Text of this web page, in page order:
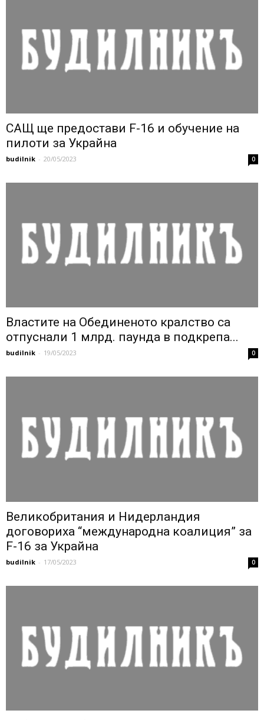
САЩ ще предостави F-16 и обучение на
пилоти за Украйна
budilnik - 20/05/2023 0
Властите на Обединеното кралство са
отпуснали 1 млрд. паунда в подкрепа...
budilnik - 19/05/2023 0
Великобритания и Нидерландия
договориха “международна коалиция” за
F-16 за Украйна
budilnik - 17/05/2023 0